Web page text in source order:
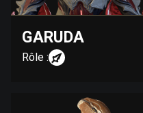
GARUDA
Rôle :